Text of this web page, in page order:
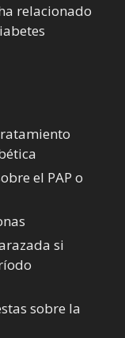
relacionado
el PAP o
si
sobre la